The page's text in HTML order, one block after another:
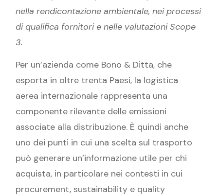
nella rendicontazione ambientale, nei processi
di qualifica fornitori e nelle valutazioni Scope
3.
Per un’azienda come Bono & Ditta, che
esporta in oltre trenta Paesi, la logistica
aerea internazionale rappresenta una
componente rilevante delle emissioni
associate alla distribuzione. È quindi anche
uno dei punti in cui una scelta sul trasporto
può generare un’informazione utile per chi
acquista, in particolare nei contesti in cui
procurement, sustainability e quality